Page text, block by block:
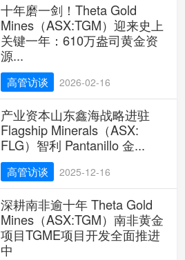
十年磨一剑！Theta Gold
Mines（ASX:TGM）迎来史上
关键一年：610万盎司黄金资
源...
高管访谈 2026-02-16
产业资本山东鑫海战略进驻
Flagship Minerals（ASX:
FLG）智利 Pantanillo 金...
高管访谈 2025-12-16
深耕南非逾十年 Theta Gold
Mines（ASX:TGM）南非黄金
项目TGME项目开发全面推进
中